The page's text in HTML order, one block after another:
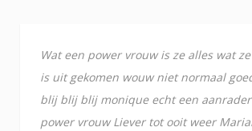
Wat een power vrouw is ze alles wat
is uit gekomen wouw niet normaal
blij blij blij monique echt een
power vrouw Liever tot ooit weer